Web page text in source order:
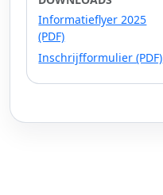
Informatieflyer 2025
(PDF)
Inschrijfformulier (PDF)